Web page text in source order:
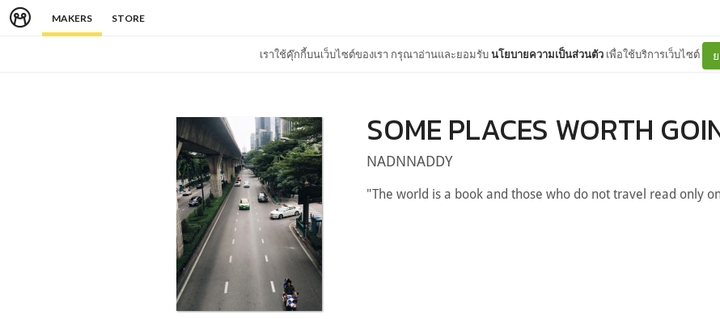
MAKERS STORE
เราใช้คุ๊กกี้บนเว็บไซต์ของเรา กรุณาอ่านและยอมรับนโยบายความเป็นส่วนตัว เพื่อใช้บริการเว็บไซต์
SOME PLACES WORTH
NADNNADDY
"The world is a book and those who do not travel read only